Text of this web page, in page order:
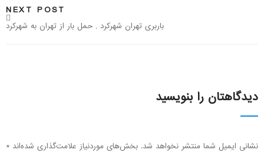
NEXT POST
باربری تهران شهرکرد , حمل بار از تهران به شهرکرد
دیدگاهتان را بنویسید
نشانی ایمیل شما منتشر نخواهد شد. بخش‌های موردنیاز علامت‌گذاری شده‌اند *